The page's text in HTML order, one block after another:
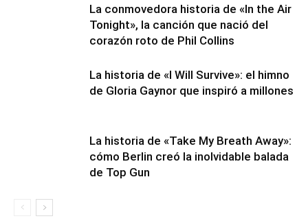
La conmovedora historia de «In the Air
Tonight», la canción que nació del
corazón roto de Phil Collins
La historia de «I Will Survive»: el himno
de Gloria Gaynor que inspiró a millones
La historia de «Take My Breath Away»:
cómo Berlin creó la inolvidable balada
de Top Gun